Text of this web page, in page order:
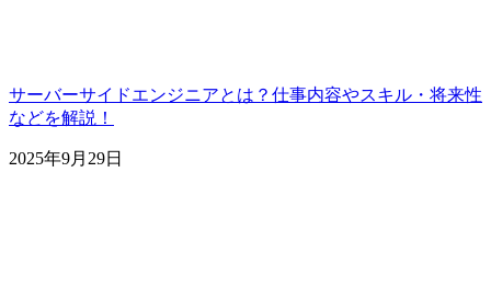
サーバーサイドエンジニアとは？仕事内容やスキル・将来性
などを解説！
2025年9月29日